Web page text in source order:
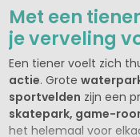
Met een
je verveling
Een tiener voelt zich
actie. Grote
sportvelden zijn een
skatepark, game-
het helemaal voor